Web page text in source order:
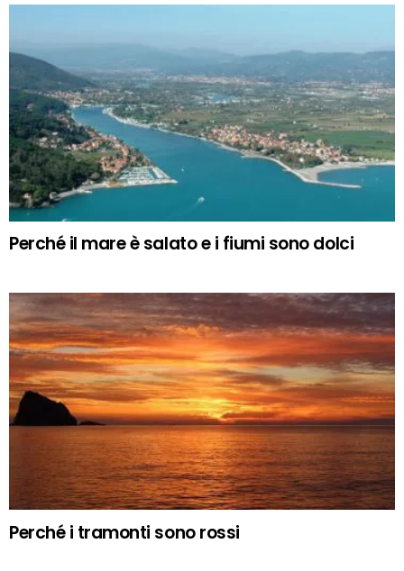
Perché il mare è salato e i fiumi sono dolci
Perché i tramonti sono rossi